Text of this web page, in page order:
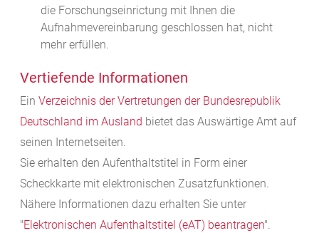
die Forschungseinrictung mit Ihnen die
Aufnahmevereinbarung geschlossen hat, nicht
mehr erfüllen.
Vertiefende Informationen
Ein Verzeichnis der Vertretungen der Bundesrepublik
Deutschland im Ausland bietet das Auswärtige Amt auf
seinen Internetseiten.
Sie erhalten den Aufenthaltstitel in Form einer
Scheckkarte mit elektronischen Zusatzfunktionen.
Nähere Informationen dazu erhalten Sie unter
"Elektronischen Aufenthaltstitel (eAT) beantragen".